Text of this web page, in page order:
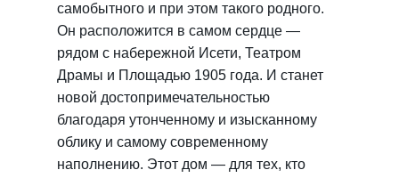
самобытного и при этом такого родного.
Он расположится в самом сердце —
рядом с набережной Исети, Театром
Драмы и Площадью 1905 года. И станет
новой достопримечательностью
благодаря утонченному и изысканному
облику и самому современному
наполнению. Этот дом — для тех, кто